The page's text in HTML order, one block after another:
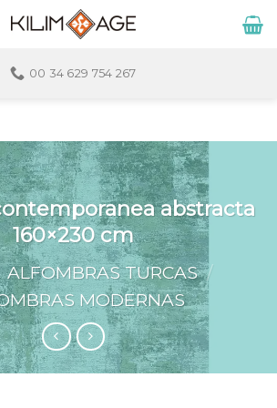
00 34 629 754 267
abstracta
160×230 cm
ALFOMBRAS TURCAS /
MODERNAS